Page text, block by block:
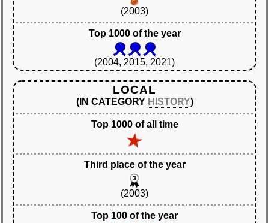
(2003)
Top 1000 of the year
(2004, 2015, 2021)
LOCAL
(IN CATEGORY HISTORY)
Top 1000 of all time
Third place of the year
(2003)
Top 100 of the year